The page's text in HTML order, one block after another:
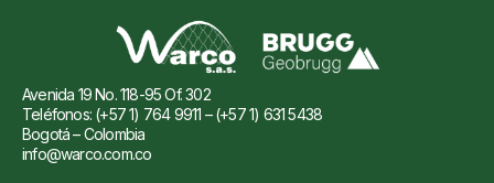
Avenida 19 No. 118-95 Of. 302
Teléfonos: (+57 1) 764 9911 – (+57 1) 631 5438
Bogotá – Colombia
info@warco.com.co